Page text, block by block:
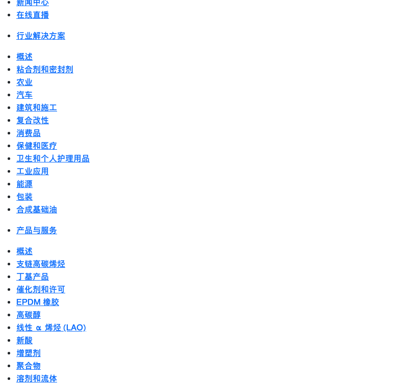
新闻中心
在线直播
行业解决方案
概述
粘合剂和密封剂
农业
汽车
建筑和施工
复合改性
消费品
保健和医疗
卫生和个人护理用品
工业应用
能源
包装
合成基础油
产品与服务
概述
支链高碳烯烃
丁基产品
催化剂和许可
EPDM 橡胶
高碳醇
线性 α 烯烃 (LAO)
新酸
增塑剂
聚合物
溶剂和流体